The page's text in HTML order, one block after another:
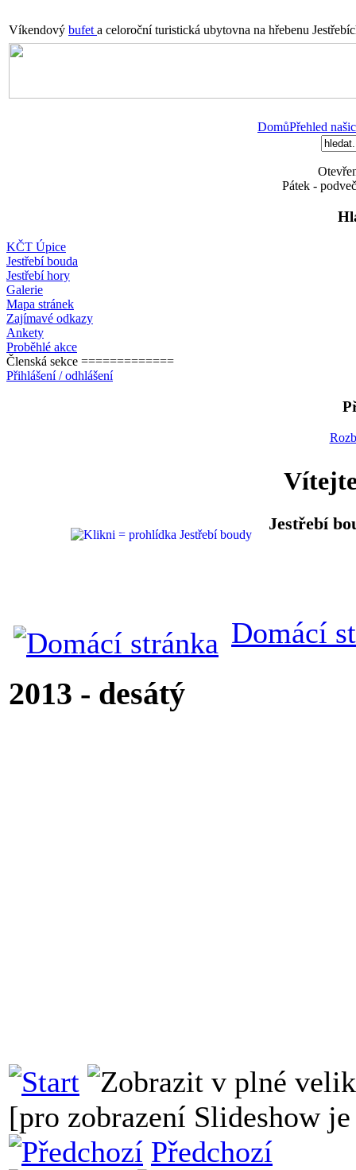
Víkendový bufet a celoroční turistická ubytovna na hřebenu
DomůPřehled
Pátek -
KČT Úpice
Jestřebí bouda
Jestřebí hory
Galerie
Mapa stránek
Zajímavé odkazy
Ankety
Proběhlé akce
Členská sekce =============
Přihlášení / odhlášení
Jestřebí
Domácí
2013 - desátý
[pro zobrazení Slideshow
Předchozí